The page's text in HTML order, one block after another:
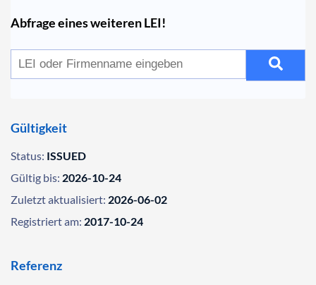
Abfrage eines weiteren LEI!
Gültigkeit
Status: ISSUED
Gültig bis: 2026-10-24
Zuletzt aktualisiert: 2026-06-02
Registriert am: 2017-10-24
Referenz